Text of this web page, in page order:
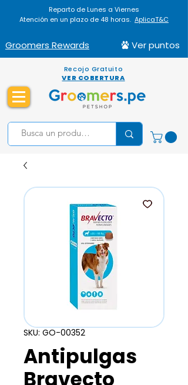
Reparto de Lunes a Viernes
Atención en un plazo de 48 horas. AplicaT&C
Groomers Rewards Ver puntos
Recojo Gratuito
VER COBERTURA
SKU: GO-00352
Antipulgas